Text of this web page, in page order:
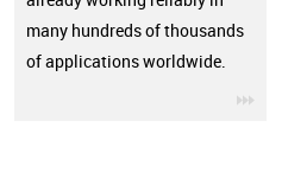
many hundreds of thousands
of applications worldwide.